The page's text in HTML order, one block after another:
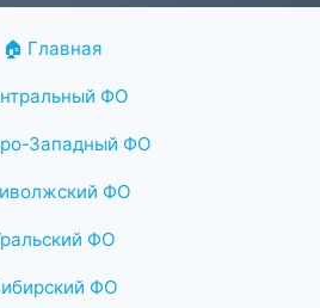
🏠 Главная
ФО
Западный ФО
ФО
ФО
ФО